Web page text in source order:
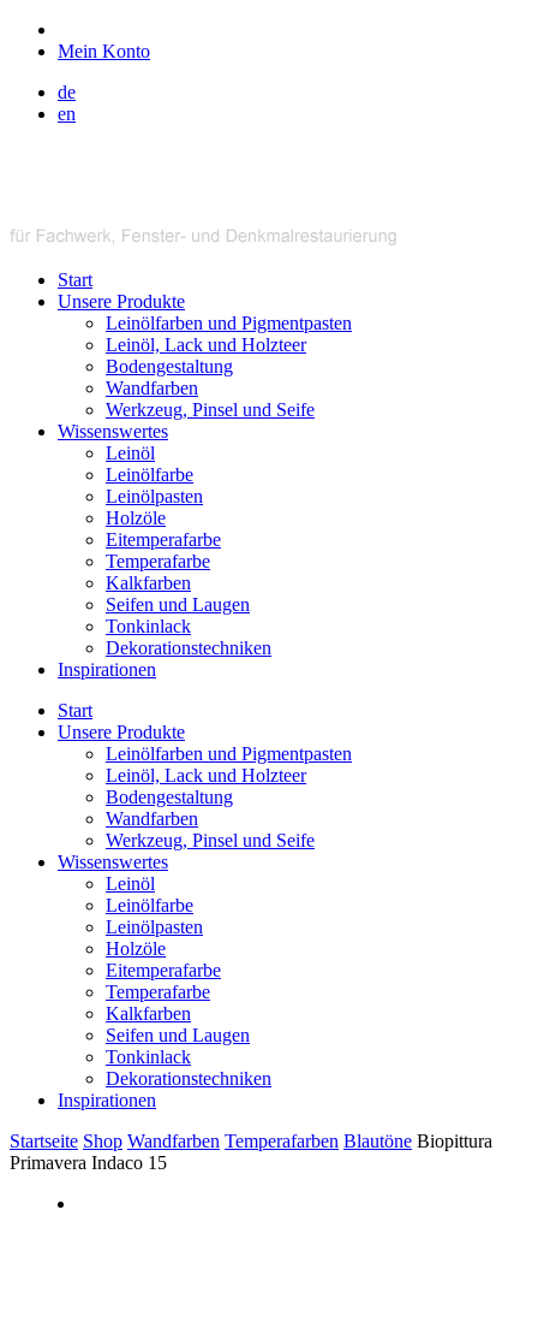
Mein Konto
de
en
Start
Unsere Produkte
Leinölfarben und Pigmentpasten
Leinöl, Lack und Holzteer
Bodengestaltung
Wandfarben
Werkzeug, Pinsel und Seife
Wissenswertes
Leinöl
Leinölfarbe
Leinölpasten
Holzöle
Eitemperafarbe
Temperafarbe
Kalkfarben
Seifen und Laugen
Tonkinlack
Dekorationstechniken
Inspirationen
Start
Unsere Produkte
Leinölfarben und Pigmentpasten
Leinöl, Lack und Holzteer
Bodengestaltung
Wandfarben
Werkzeug, Pinsel und Seife
Wissenswertes
Leinöl
Leinölfarbe
Leinölpasten
Holzöle
Eitemperafarbe
Temperafarbe
Kalkfarben
Seifen und Laugen
Tonkinlack
Dekorationstechniken
Inspirationen
Startseite Shop Wandfarben Temperafarben Blautöne Biopittura
Primavera Indaco 15